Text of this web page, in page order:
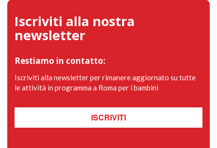
Iscriviti alla nostra
newsletter
Restiamo in contatto:
Iscriviti alla newsletter per rimanere aggiornato su tutte
le attività in programma a Roma per i bambini
ISCRIVITI